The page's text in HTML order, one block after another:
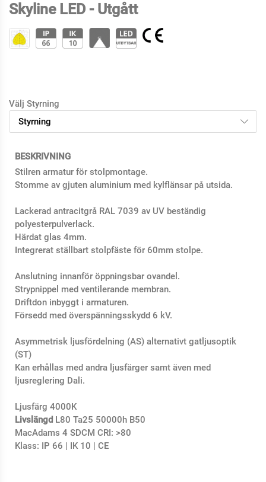
Skyline LED - Utgått
Välj Styrning
BESKRIVNING
Stilren armatur för stolpmontage.
Stomme av gjuten aluminium med kylflänsar på utsida.
Lackerad antracitgrå RAL 7039 av UV beständig
polyesterpulverlack.
Härdat glas 4mm.
Integrerat ställbart stolpfäste för 60mm stolpe.
Anslutning innanför öppningsbar ovandel.
Strypnippel med ventilerande membran.
Driftdon inbyggt i armaturen.
Försedd med överspänningsskydd 6 kV.
Asymmetrisk ljusfördelning (AS) alternativt gatljusoptik
(ST)
Kan erhållas med andra ljusfärger samt även med
ljusreglering Dali.
Ljusfärg 4000K
Livslängd L80 Ta25 50000h B50
MacAdams 4 SDCM CRI: >80
Klass: IP 66 | IK 10 | CE